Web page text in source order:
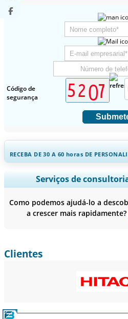
Código de
segurança
RECEBA DE 30 A 60 horas DE
Ampliar a cobertura regional e por
Perfis de empresas, Benchmarking
Personalizar
Serviços de
Como podemos ajudá-lo a
a crescer mais rapidamente?
Clientes